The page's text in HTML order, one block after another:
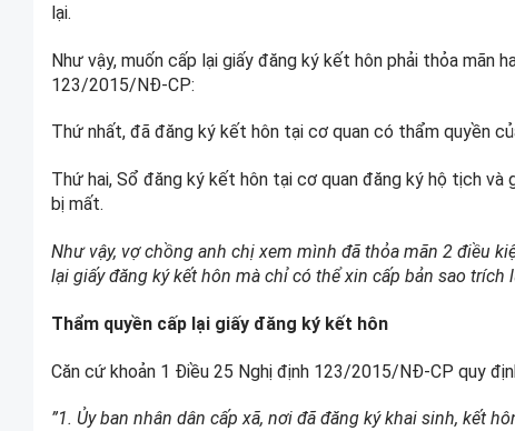
lại.
Như vậy, muốn cấp lại giấy đăng ký kết hôn phải thỏa mãn
123/2015/NĐ-CP:
Thứ nhất, đã đăng ký kết hôn tại cơ quan có thẩm quyền
Thứ hai, Sổ đăng ký kết hôn tại cơ quan đăng ký hộ tịch
bị mất.
Như vậy, vợ chồng anh chị xem mình đã thỏa mãn 2 điều
lại giấy đăng ký kết hôn mà chỉ có thể xin cấp bản sao trích
Thẩm quyền cấp lại giấy đăng ký kết hôn
Căn cứ khoản 1 Điều 25 Nghị định 123/2015/NĐ-CP quy
”1. Ủy ban nhân dân cấp xã, nơi đã đăng ký khai sinh, kết